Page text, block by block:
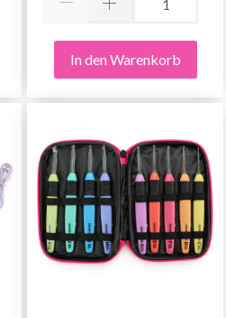
In den Warenkorb